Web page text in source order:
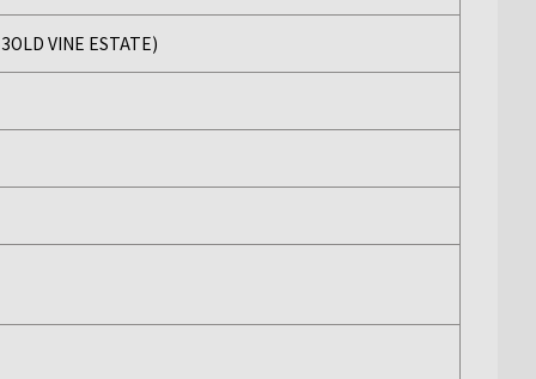
VINE ESTATE)